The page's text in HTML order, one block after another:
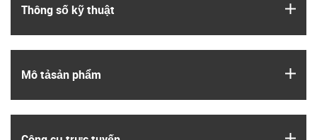
Thông số kỹ thuật
Mô tả­sản phẩm